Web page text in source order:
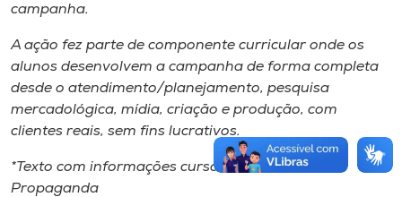
campanha.
A ação fez parte de componente curricular onde os
alunos desenvolvem a campanha de forma completa
desde o atendimento/planejamento, pesquisa
mercadológica, mídia, criação e produção, com
clientes reais, sem fins lucrativos.
*Texto com informações curso de Publicidade e
Propaganda